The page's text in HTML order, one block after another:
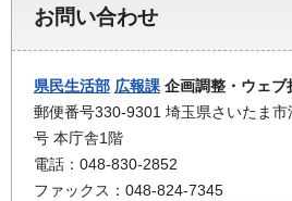
お問い合わせ
県民生活部 広報課 企画調整・ウェブ
郵便番号330-9301 埼玉県さいたま市
号 本庁舎1階
電話：048-830-2852
ファックス：048-824-7345